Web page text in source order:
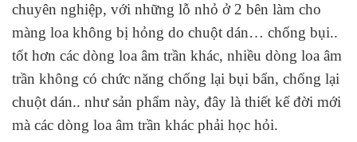
chuyên nghiệp, với những lỗ nhỏ ở 2 bên làm cho
màng loa không bị hỏng do chuột dán… chống bụi..
tốt hơn các dòng loa âm trần khác, nhiều dòng loa âm
trần không có chức năng chống lại bụi bẩn, chống lại
chuột dán.. như sản phẩm này, đây là thiết kế đời mới
mà các dòng loa âm trần khác phải học hỏi.